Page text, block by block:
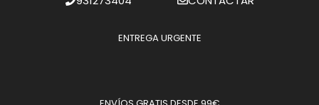
ENTREGA URGENTE